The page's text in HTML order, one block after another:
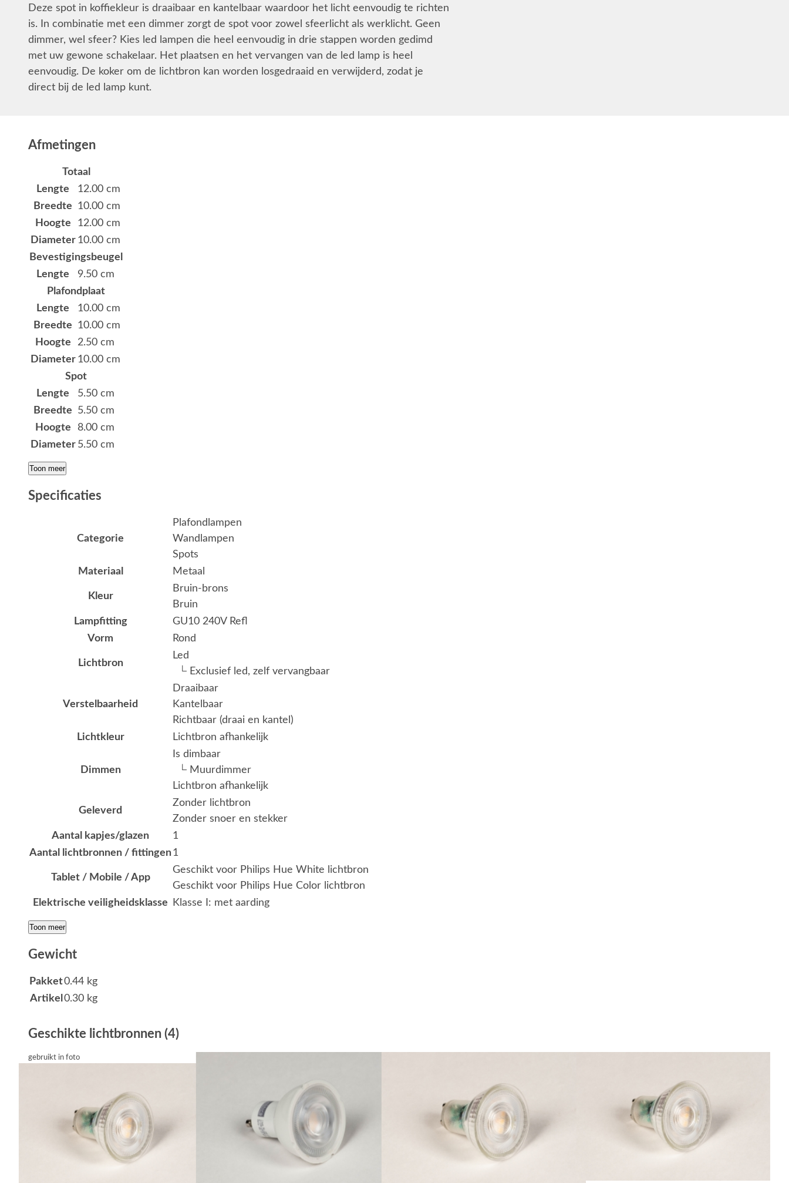
Deze spot in koffiekleur is draaibaar en kantelbaar waardoor het licht eenvoudig te richten
is. In combinatie met een dimmer zorgt de spot voor zowel sfeerlicht als werklicht. Geen
dimmer, wel sfeer? Kies led lampen die heel eenvoudig in drie stappen worden gedimd
met uw gewone schakelaar. Het plaatsen en het vervangen van de led lamp is heel
eenvoudig. De koker om de lichtbron kan worden losgedraaid en verwijderd, zodat je
direct bij de led lamp kunt.
Afmetingen
Totaal
Lengte
12.00 cm
Breedte
10.00 cm
Hoogte
12.00 cm
Diameter 10.00 cm
Bevestigingsbeugel
Lengte
9.50 cm
Plafondplaat
Lengte
10.00 cm
Breedte
10.00 cm
Hoogte
2.50 cm
Diameter 10.00 cm
Spot
Lengte
5.50 cm
Breedte
5.50 cm
Hoogte
8.00 cm
Diameter 5.50 cm
Toon meer
Specificaties
Categorie
Plafondlampen
Wandlampen
Spots
Materiaal
Metaal
Kleur
Bruin-brons
Bruin
Lampfitting
GU10 240V Refl
Vorm
Rond
Lichtbron
Led
└ Exclusief led, zelf vervangbaar
Verstelbaarheid
Draaibaar
Kantelbaar
Richtbaar (draai en kantel)
Lichtkleur
Lichtbron afhankelijk
Dimmen
Is dimbaar
└ Muurdimmer
Lichtbron afhankelijk
Geleverd
Zonder lichtbron
Zonder snoer en stekker
Aantal kapjes/glazen
1
Aantal lichtbronnen / fittingen1
Tablet / Mobile / App
Geschikt voor Philips Hue White lichtbron
Geschikt voor Philips Hue Color lichtbron
Elektrische veiligheidsklasse
Klasse I: met aarding
Toon meer
Gewicht
Pakket0.44 kg
Artikel 0.30 kg
Geschikte lichtbronnen (4)
gebruikt in foto